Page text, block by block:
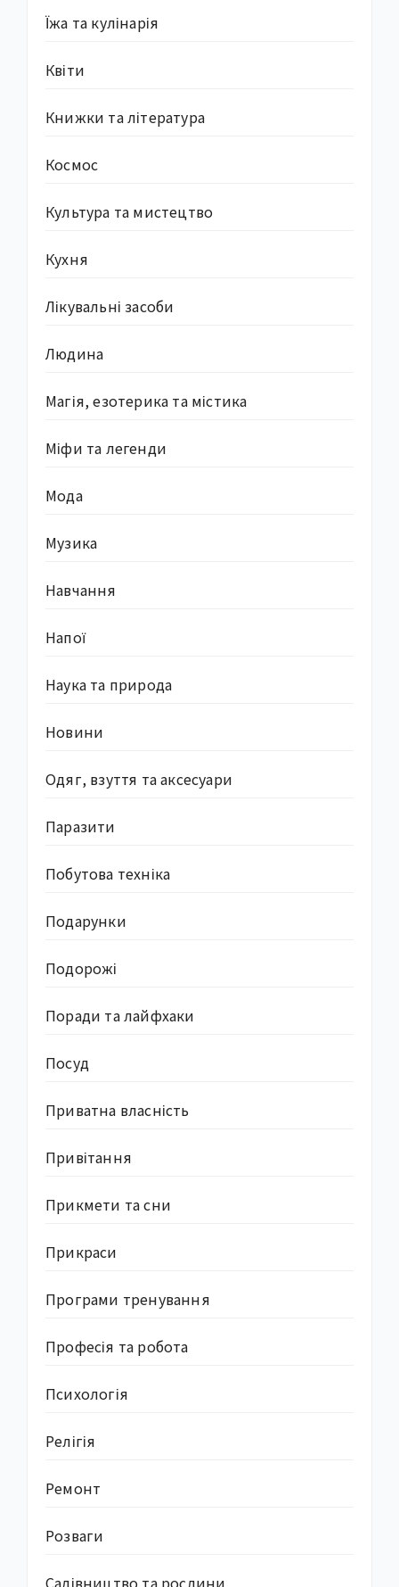
Їжа та кулінарія
Квіти
Книжки та література
Космос
Культура та мистецтво
Кухня
Лікувальні засоби
Людина
Магія, езотерика та містика
Міфи та легенди
Мода
Музика
Навчання
Напої
Наука та природа
Новини
Одяг, взуття та аксесуари
Паразити
Побутова техніка
Подарунки
Подорожі
Поради та лайфхаки
Посуд
Приватна власність
Привітання
Прикмети та сни
Прикраси
Програми тренування
Професія та робота
Психологія
Релігія
Ремонт
Розваги
Садівництво та рослини